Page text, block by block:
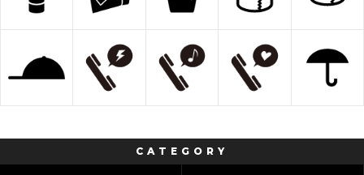
CATEGORY